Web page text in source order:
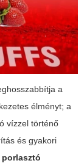
a
élményt; a
vízzel történő
és gyakori